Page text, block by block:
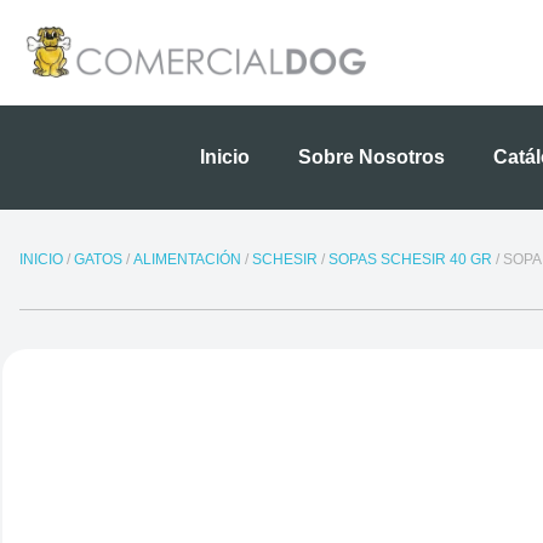
contenido
Inicio Sobre Nosotros
INICIO / GATOS / ALIMENTACIÓN / SCHESIR / SOPAS SCHESIR 40 GR /